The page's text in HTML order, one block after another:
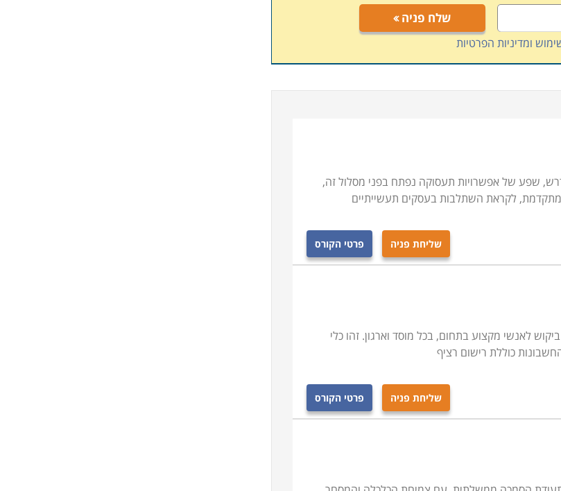
שלח פניה
ומדיניות הפרטיות
שפע של אפשרויות תעסוקה נפתח בפני מסלול זה,
שליחת פניה פרטי הקורס
לאנשי מקצוע בתחום, בכל מוסד וארגון. זהו כלי
כוללת רישום רציף
שליחת פניה פרטי הקורס